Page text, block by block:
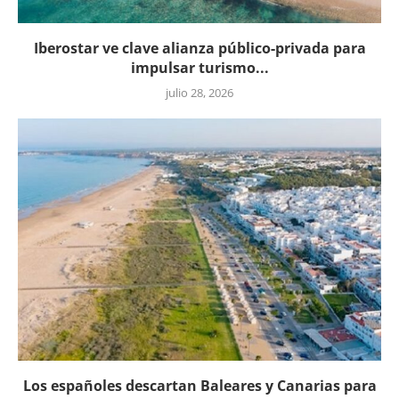
Iberostar ve clave alianza público-privada para
impulsar turismo...
julio 28, 2026
Los españoles descartan Baleares y Canarias para